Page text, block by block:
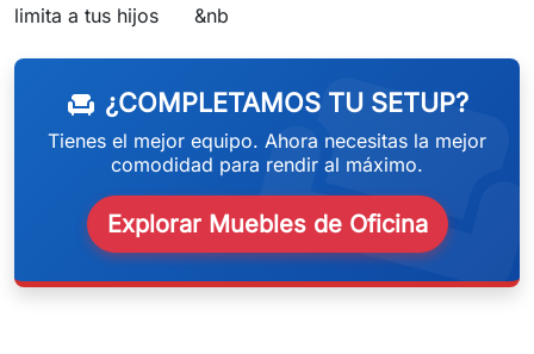
limita a tus hijos &nb
chair ¿COMPLETAMOS TU SETUP?
Tienes el mejor equipo. Ahora necesitas la mejor
comodidad para rendir al máximo.
Explorar Muebles de Oficina